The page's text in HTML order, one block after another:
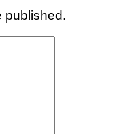
published.